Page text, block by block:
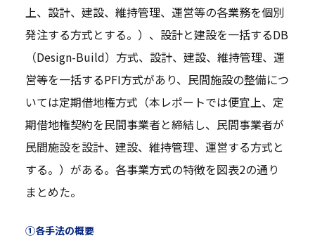
上、設計、建設、維持管理、運営等の各業務を個別
発注する方式とする。）、設計と建設を一括するDB
（Design-Build）方式、設計、建設、維持管理、運
営等を一括するPFI方式があり、民間施設の整備につ
いては定期借地権方式（本レポートでは便宜上、定
期借地権契約を民間事業者と締結し、民間事業者が
民間施設を設計、建設、維持管理、運営する方式と
する。）がある。各事業方式の特徴を図表2の通り
まとめた。
①各手法の概要